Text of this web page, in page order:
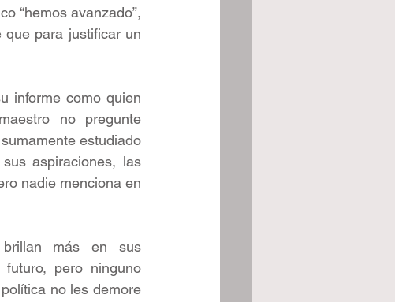
“hemos avanzado”,
que para justificar un
informe como quien
no pregunte
estudiado
aspiraciones, las
nadie menciona en
brillan más en sus
pero ninguno
no les demore